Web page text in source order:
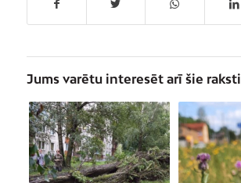
Jums varētu interesēt arī šie raksti